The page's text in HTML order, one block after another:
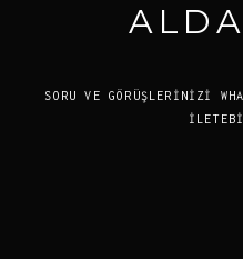
SORU VE GÖRÜŞLERİNİZİ